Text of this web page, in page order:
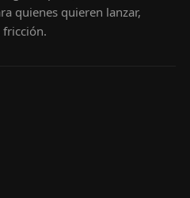
quienes quieren lanzar,
fricción.